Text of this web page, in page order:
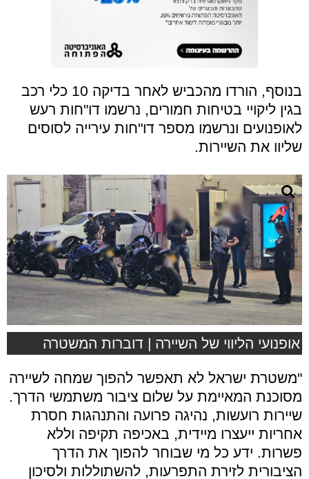
בנוסף, הורדו מהכביש לאחר בדיקה 10 כלי רכב
בגין ליקויי בטיחות חמורים, נרשמו דו"חות רעש
לאופנועים ונרשמו מספר דו"חות עירייה לסוסים
שליוו את השיירות.
אופנועי הליווי של השיירה | דוברות המשטרה
"משטרת ישראל לא תאפשר להפוך שמחה לשיירה
מסוכנת המאיימת על שלום ציבור משתמשי הדרך.
שיירות רועשות, נהיגה פרועה והתנהגות חסרת
אחריות ייעצרו מיידית, באכיפה תקיפה וללא
פשרות. ידע כל מי שבוחר להפוך את הדרך
הציבורית לזירת התפרעות, להשתוללות ולסיכון